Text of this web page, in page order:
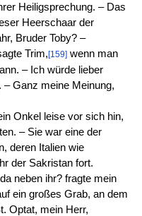
Heiligsprechung. – Das
Heerschaar der
Bruder Toby? –
Trim,[159]wenn man
– Ich würde lieber
– Ganz meine Meinung,
Onkel leise vor sich hin,
– Sie war eine der
deren Italien wie
der Sakristan fort.
neben ihr? fragte mein
ein großes Grab, an dem
Optat, mein Herr,